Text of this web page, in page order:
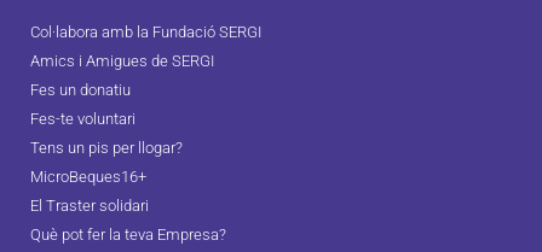
Col·labora amb la Fundació SERGI
Amics i Amigues de SERGI
Fes un donatiu
Fes-te voluntari
Tens un pis per llogar?
MicroBeques16+
El Traster solidari
Què pot fer la teva Empresa?